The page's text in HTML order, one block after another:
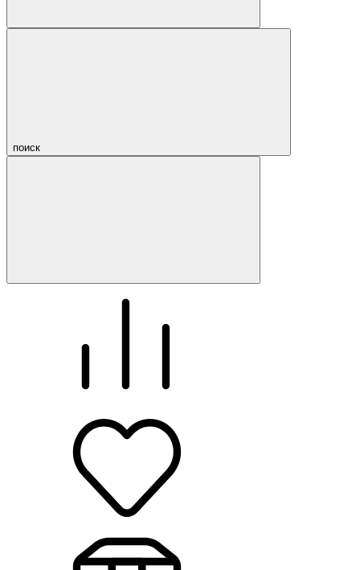
поиск